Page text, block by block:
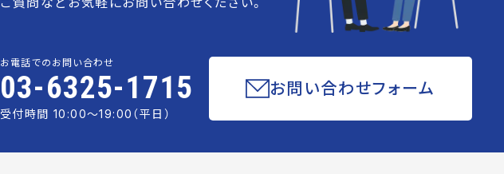
お電話でのお問い合わせ
03-6325-1715
受付時間 10:00〜19:00（平日）
お問い合わせフォーム